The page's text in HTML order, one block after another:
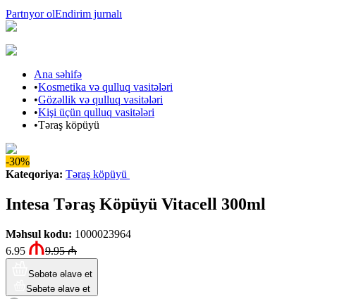
Partnyor olEndirim jurnalı
Ana səhifə
•Kosmetika və qulluq vasitələri
•Gözəllik və qulluq vasitələri
•Kişi üçün qulluq vasitələri
•Təraş köpüyü
-30%
Kateqoriya: Təraş köpüyü
Intesa Təraş Köpüyü Vitacell 300ml
Məhsul kodu: 1000023964
6.95
9.95₼
Səbətə əlavə et
Səbətə əlavə et